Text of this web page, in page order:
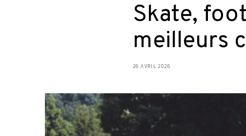
Skate,
meilleurs
26 AVRIL 2026